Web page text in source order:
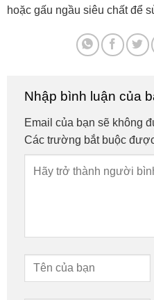
hoặc gấu ngầu siêu chất để
Nhập bình luận của
Email của bạn sẽ không
Các trường bắt buộc